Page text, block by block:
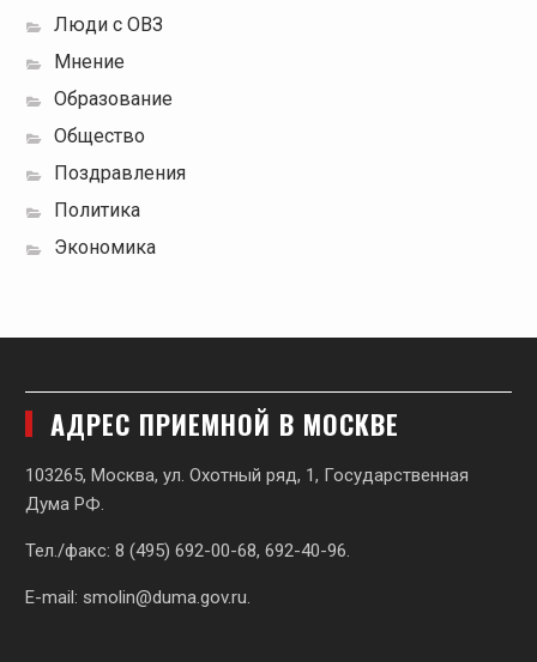
Люди с ОВЗ
Мнение
Образование
Общество
Поздравления
Политика
Экономика
АДРЕС ПРИЕМНОЙ В МОСКВЕ
103265, Москва, ул. Охотный ряд, 1, Государственная
Дума РФ.
Тел./факс: 8 (495) 692-00-68, 692-40-96.
E-mail: smolin@duma.gov.ru